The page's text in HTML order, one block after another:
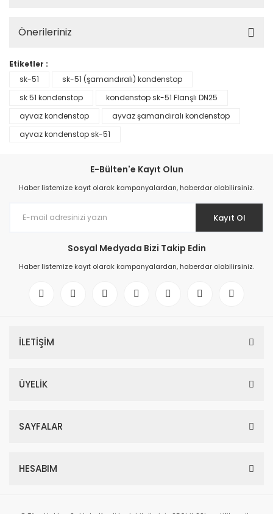
Önerileriniz
Etiketler :
sk-51
sk-51 (şamandıralı) kondenstop
sk 51 kondenstop
kondenstop sk-51 Flanşlı DN25
ayvaz kondenstop
ayvaz şamandıralı kondenstop
ayvaz kondenstop sk-51
E-Bülten'e Kayıt Olun
Haber listemize kayıt olarak kampanyalardan, haberdar olabilirsiniz.
Kayıt Ol
Sosyal Medyada Bizi Takip Edin
Haber listemize kayıt olarak kampanyalardan, haberdar olabilirsiniz.
İLETİŞİM
ÜYELİK
SAYFALAR
HESABIM